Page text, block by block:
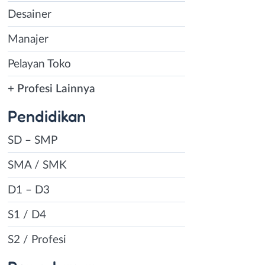
Desainer
Manajer
Pelayan Toko
+ Profesi Lainnya
Pendidikan
SD – SMP
SMA / SMK
D1 – D3
S1 / D4
S2 / Profesi